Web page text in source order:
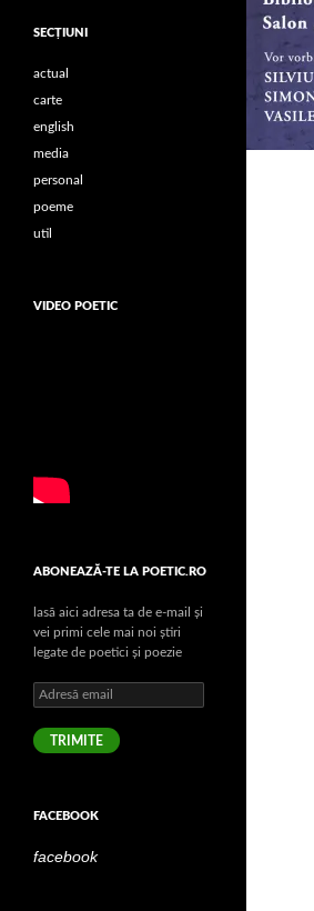
SECŢIUNI
actual
carte
english
media
personal
poeme
util
VIDEO POETIC
ABONEAZĂ-TE LA POETIC.RO
lasă aici adresa ta de e-mail şi
vei primi cele mai noi ştiri
legate de poetici şi poezie
Adresă
email
TRIMITE
FACEBOOK
facebook